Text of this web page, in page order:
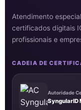
Atendimento
certificados digitais
profissionais e
CADEIA DE
Autoridade
SyngularID